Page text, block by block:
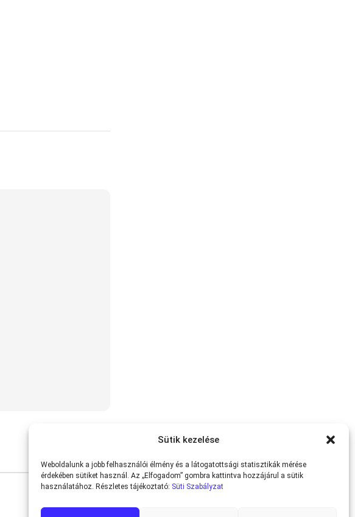
Sütik kezelése
Weboldalunk a jobb felhasználói élmény és a látogatottsági statisztikák mérése
érdekében sütiket használ. Az „Elfogadom” gombra kattintva hozzájárul a sütik
használatához. Részletes tájékoztató: Süti Szabályzat